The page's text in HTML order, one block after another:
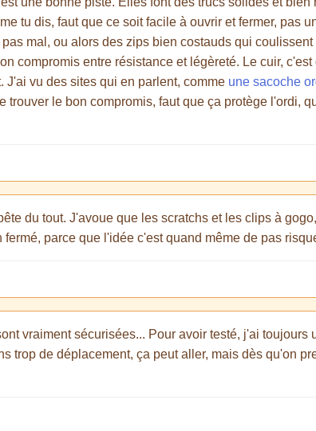
tu dis, faut que ce soit facile à ouvrir et fermer, pas
mal, ou alors des zips bien costauds qui
compromis entre résistance et légèreté. Le cuir,
J'ai vu des sites qui en parlent, comme une sacoche
trouver le bon compromis, faut que ça protège l'ordi,
du tout. J'avoue que les scratchs et les clips à
parce que l'idée c'est quand même de pas
vraiment sécurisées... Pour avoir testé, j'ai
trop de déplacement, ça peut aller, mais dès qu'on